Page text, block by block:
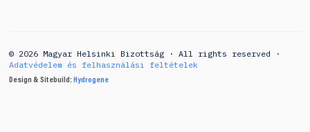
© 2026 Magyar Helsinki Bizottság · All rights reserved ·
Adatvédelem és felhasználási feltételek
Design & Sitebuild: Hydrogene